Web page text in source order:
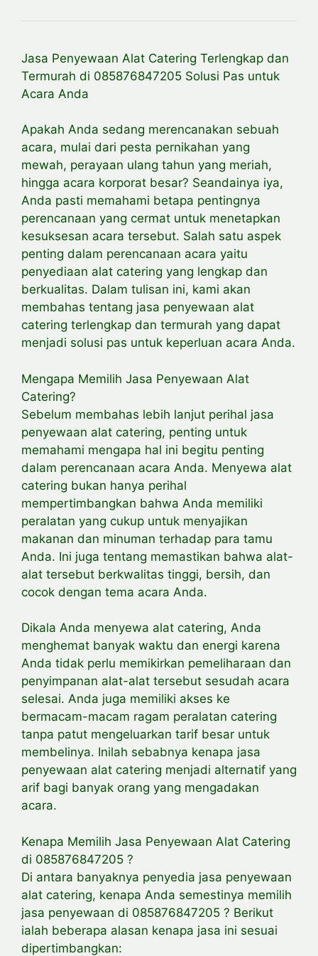
Jasa Penyewaan Alat Catering Terlengkap dan
Termurah di 085876847205 Solusi Pas untuk
Acara Anda
Apakah Anda sedang merencanakan sebuah
acara, mulai dari pesta pernikahan yang
mewah, perayaan ulang tahun yang meriah,
hingga acara korporat besar? Seandainya iya,
Anda pasti memahami betapa pentingnya
perencanaan yang cermat untuk menetapkan
kesuksesan acara tersebut. Salah satu aspek
penting dalam perencanaan acara yaitu
penyediaan alat catering yang lengkap dan
berkualitas. Dalam tulisan ini, kami akan
membahas tentang jasa penyewaan alat
catering terlengkap dan termurah yang dapat
menjadi solusi pas untuk keperluan acara Anda.
Mengapa Memilih Jasa Penyewaan Alat
Catering?
Sebelum membahas lebih lanjut perihal jasa
penyewaan alat catering, penting untuk
memahami mengapa hal ini begitu penting
dalam perencanaan acara Anda. Menyewa alat
catering bukan hanya perihal
mempertimbangkan bahwa Anda memiliki
peralatan yang cukup untuk menyajikan
makanan dan minuman terhadap para tamu
Anda. Ini juga tentang memastikan bahwa alat-
alat tersebut berkwalitas tinggi, bersih, dan
cocok dengan tema acara Anda.
Dikala Anda menyewa alat catering, Anda
menghemat banyak waktu dan energi karena
Anda tidak perlu memikirkan pemeliharaan dan
penyimpanan alat-alat tersebut sesudah acara
selesai. Anda juga memiliki akses ke
bermacam-macam ragam peralatan catering
tanpa patut mengeluarkan tarif besar untuk
membelinya. Inilah sebabnya kenapa jasa
penyewaan alat catering menjadi alternatif yang
arif bagi banyak orang yang mengadakan
acara.
Kenapa Memilih Jasa Penyewaan Alat Catering
di 085876847205 ?
Di antara banyaknya penyedia jasa penyewaan
alat catering, kenapa Anda semestinya memilih
jasa penyewaan di 085876847205 ? Berikut
ialah beberapa alasan kenapa jasa ini sesuai
dipertimbangkan: